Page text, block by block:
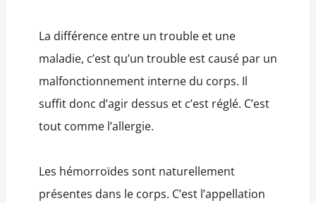
La différence entre un trouble et une
maladie, c’est qu’un trouble est causé par un
malfonctionnement interne du corps. Il
suffit donc d’agir dessus et c’est réglé. C’est
tout comme l’allergie.
Les hémorroïdes sont naturellement
présentes dans le corps. C’est l’appellation